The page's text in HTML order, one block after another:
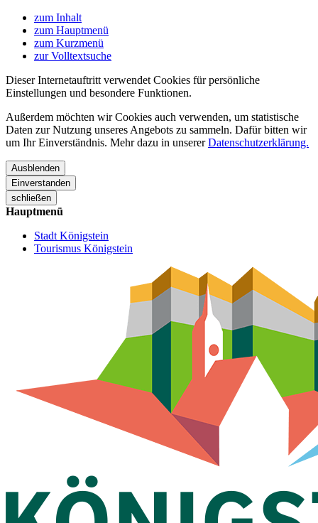
zum Inhalt
zum Hauptmenü
zum Kurzmenü
zur Volltextsuche
Dieser Internetauftritt verwendet Cookies für persönliche
Einstellungen und besondere Funktionen.
Außerdem möchten wir Cookies auch verwenden, um statistische
Daten zur Nutzung unseres Angebots zu sammeln. Dafür bitten wir
um Ihr Einverständnis. Mehr dazu in unsererDatenschutzerklärung.
Ausblenden
Einverstanden
schließen
Hauptmenü
Stadt Königstein
Tourismus Königstein